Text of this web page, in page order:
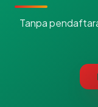
Tanpa